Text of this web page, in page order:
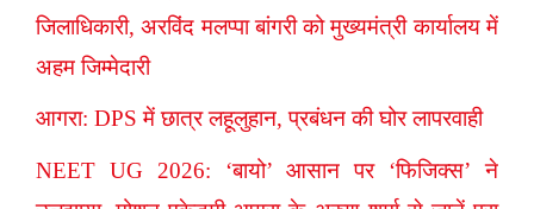
जिलाधिकारी, अरविंद मलप्पा बांगरी को मुख्यमंत्री कार्यालय में
अहम जिम्मेदारी
आगरा: DPS में छात्र लहूलुहान, प्रबंधन की घोर लापरवाही
NEET UG 2026: ‘बायो’ आसान पर ‘फिजिक्स’ ने